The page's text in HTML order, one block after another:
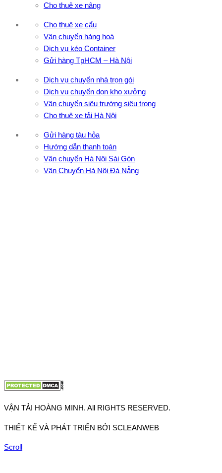
Cho thuê xe nâng
Cho thuê xe cẩu
Vận chuyển hàng hoá
Dịch vụ kéo Container
Gửi hàng TpHCM – Hà Nội
Dịch vụ chuyển nhà trọn gói
Dịch vụ chuyển dọn kho xưởng
Vận chuyển siêu trường siêu trọng
Cho thuê xe tải Hà Nội
Gửi hàng tàu hỏa
Hướng dẫn thanh toán
Vận chuyển Hà Nội Sài Gòn
Vận Chuyển Hà Nội Đà Nẵng
VẬN TẢI HOÀNG MINH. All RIGHTS RESERVED.
THIẾT KẾ VÀ PHÁT TRIỂN BỞI SCLEANWEB
Scroll